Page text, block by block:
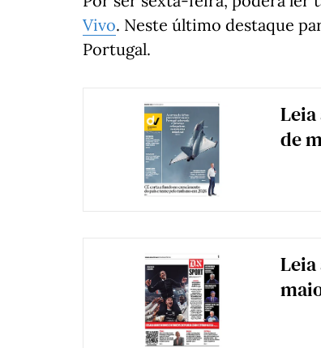
Vivo. Neste último destaque
Portugal.
de